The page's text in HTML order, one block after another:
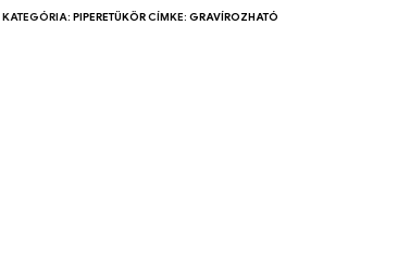
KATEGÓRIA: PIPERETÜKÖRCÍMKE: GRAVÍROZHATÓ